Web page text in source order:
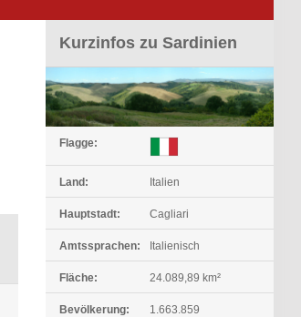
Kurzinfos zu Sardinien
Flagge:
Land: Italien
Hauptstadt: Cagliari
Amtssprachen: Italienisch
Fläche: 24.089,89 km²
Bevölkerung: 1.663.859